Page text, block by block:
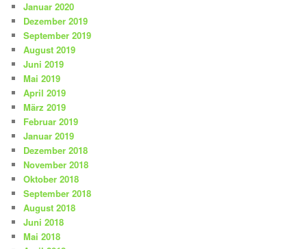
Januar 2020
Dezember 2019
September 2019
August 2019
Juni 2019
Mai 2019
April 2019
März 2019
Februar 2019
Januar 2019
Dezember 2018
November 2018
Oktober 2018
September 2018
August 2018
Juni 2018
Mai 2018